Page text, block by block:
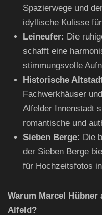
Spazierwege und
idyllische Kulisse
Leineufer: Die
schafft eine
stimmungsvolle
Historische
Fachwerkhäuser
Alfelder Innenstadt
romantische und
Sieben Berge: Die
der Sieben Berge
für Hochzeitsfotos
Warum Marcel
Alfeld?